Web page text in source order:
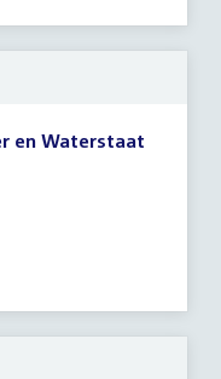
en Waterstaat